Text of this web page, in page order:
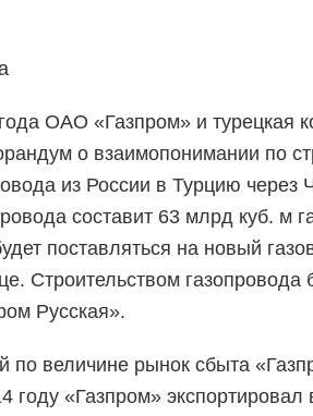
ОАО «Газпром» и турецкая
о взаимопонимании по
из России в Турцию через
составит 63 млрд куб. м
поставляться на новый
Строительством газопровода
Русская».
по величине рынок сбыта
году «Газпром»